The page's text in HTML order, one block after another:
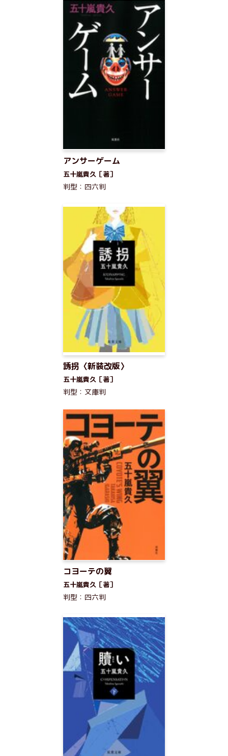
アンサーゲーム
五十嵐貴久［著］
判型：四六判
誘拐〈新装改版〉
五十嵐貴久［著］
判型：文庫判
コヨーテの翼
五十嵐貴久［著］
判型：四六判